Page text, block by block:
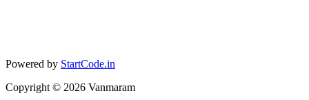
Powered by StartCode.in
Copyright © 2026 Vanmaram